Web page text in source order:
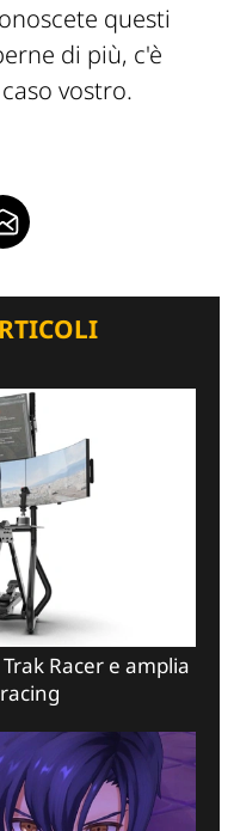
questi
di più, c'è
vostro.
Racer e amplia